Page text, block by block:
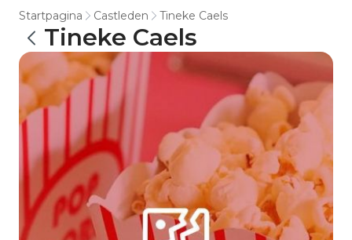
Startpagina Castleden Tineke Caels
Tineke Caels